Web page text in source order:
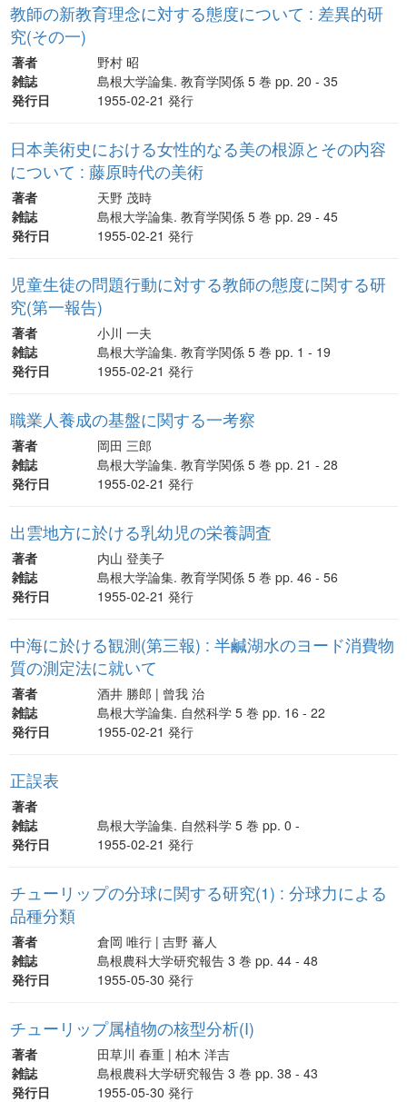
教師の新教育理念に対する態度について : 差異的研
究(その一)
著者
野村 昭
雑誌
島根大学論集. 教育学関係 5 巻 pp. 20 - 35
発行日
1955-02-21 発行
日本美術史における女性的なる美の根源とその内容
について : 藤原時代の美術
著者
天野 茂時
雑誌
島根大学論集. 教育学関係 5 巻 pp. 29 - 45
発行日
1955-02-21 発行
児童生徒の問題行動に対する教師の態度に関する研
究(第一報告)
著者
小川 一夫
雑誌
島根大学論集. 教育学関係 5 巻 pp. 1 - 19
発行日
1955-02-21 発行
職業人養成の基盤に関する一考察
著者
岡田 三郎
雑誌
島根大学論集. 教育学関係 5 巻 pp. 21 - 28
発行日
1955-02-21 発行
出雲地方に於ける乳幼児の栄養調査
著者
内山 登美子
雑誌
島根大学論集. 教育学関係 5 巻 pp. 46 - 56
発行日
1955-02-21 発行
中海に於ける観測(第三報) : 半鹹湖水のヨード消費物
質の測定法に就いて
著者
酒井 勝郎 | 曾我 治
雑誌
島根大学論集. 自然科学 5 巻 pp. 16 - 22
発行日
1955-02-21 発行
正誤表
著者
雑誌
島根大学論集. 自然科学 5 巻 pp. 0 -
発行日
1955-02-21 発行
チューリップの分球に関する研究(1) : 分球力による
品種分類
著者
倉岡 唯行 | 吉野 蕃人
雑誌
島根農科大学研究報告 3 巻 pp. 44 - 48
発行日
1955-05-30 発行
チューリップ属植物の核型分析(I)
著者
田草川 春重 | 柏木 洋吉
雑誌
島根農科大学研究報告 3 巻 pp. 38 - 43
発行日
1955-05-30 発行